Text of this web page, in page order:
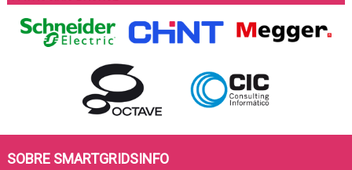
SOBRE SMARTGRIDSINFO